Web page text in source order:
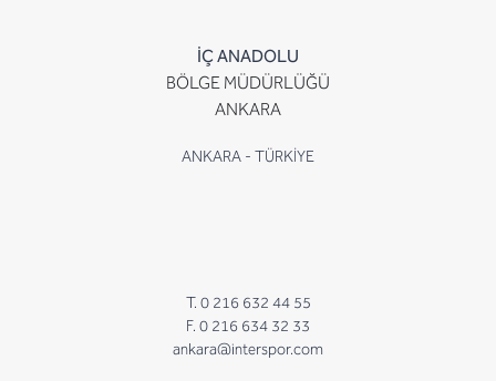
İÇ ANADOLU
BÖLGE MÜDÜRLÜĞÜ
ANKARA
ANKARA - TÜRKİYE
T. 0 216 632 44 55
F. 0 216 634 32 33
ankara@interspor.com